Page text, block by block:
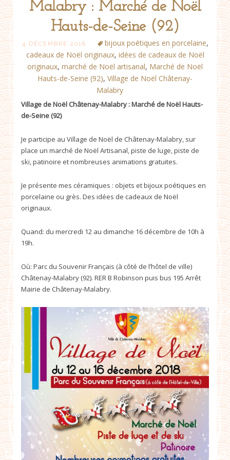
Malabry : Marché de Noël
Hauts-de-Seine (92)
4 DÉCEMBRE 2018 bijoux poétiques en porcelaine,
cadeaux de Noël originaux, idées de cadeaux de Noël
originaux, marché de Noël artisanal, Marché de Noël
Hauts-de-Seine (92), Village de Noël Châtenay-
Malabry
Village de Noël Châtenay-Malabry : Marché de Noël Hauts-
de-Seine (92)
Je participe au Village de Noël de Châtenay-Malabry, sur
place un marché de Noël Artisanal, piste de luge, piste de
ski, patinoire et nombreuses animations gratuites.
Je présente mes céramiques : objets et bijoux poétiques en
porcelaine ou grès. Des idées de cadeaux de Noël
originaux.
Quand: du mercredi 12 au dimanche 16 décembre de 10h à
19h.
Où: Parc du Souvenir Français (à côté de l’hôtel de ville)
Châtenay-Malabry (92). RER B Robinson puis bus 195 Arrêt
Mairie de Châtenay-Malabry.